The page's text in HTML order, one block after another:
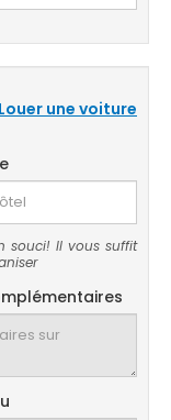
Louer une voiture
souci! Il vous suffit